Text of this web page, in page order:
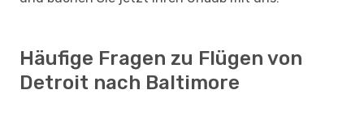
Häufige Fragen zu Flügen von
Detroit nach Baltimore